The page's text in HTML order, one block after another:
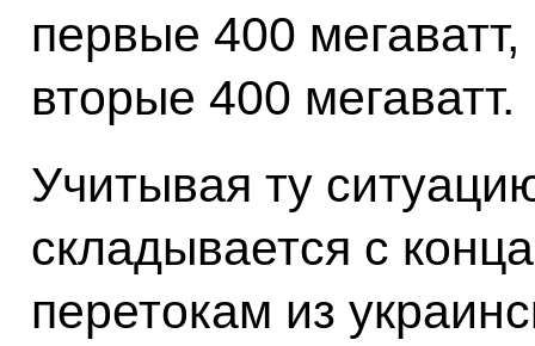
первые 400
вторые 400 мегаватт.
Учитывая ту
складывается с
перетокам из